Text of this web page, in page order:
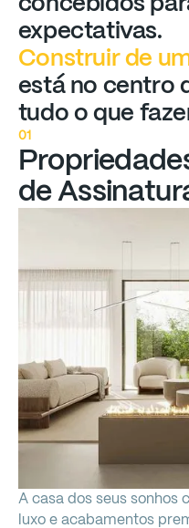
expectativas.
Construir de
está no centro
tudo o que
01
de
A casa dos seus sonhos
luxo e acabamentos